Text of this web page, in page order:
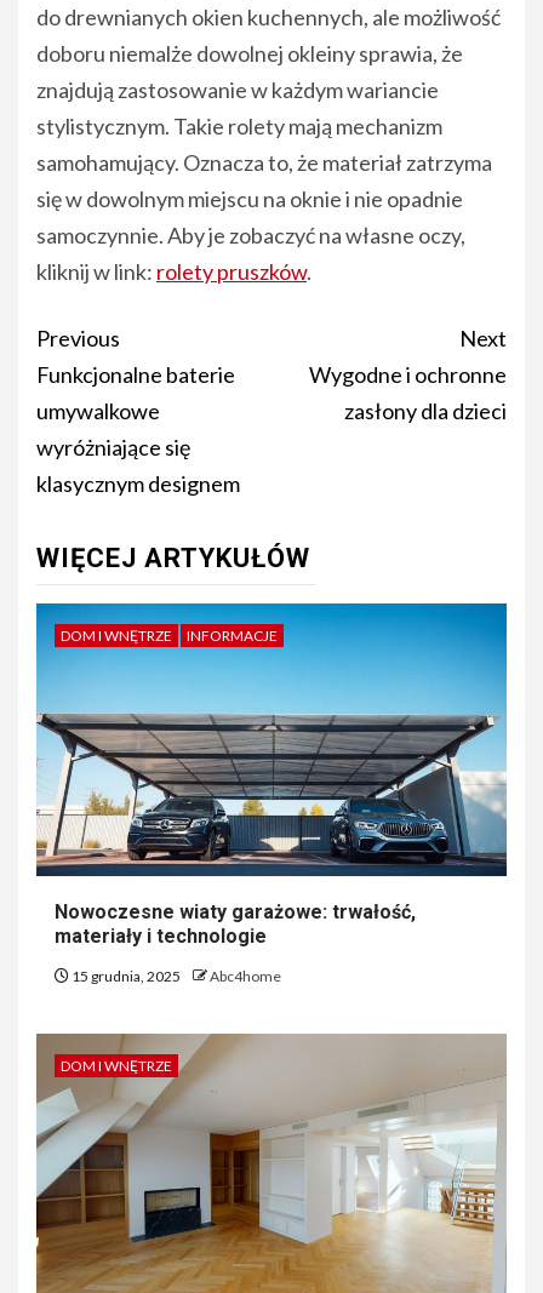
do drewnianych okien kuchennych, ale możliwość
doboru niemalże dowolnej okleiny sprawia, że
znajdują zastosowanie w każdym wariancie
stylistycznym. Takie rolety mają mechanizm
samohamujący. Oznacza to, że materiał zatrzyma
się w dowolnym miejscu na oknie i nie opadnie
samoczynnie. Aby je zobaczyć na własne oczy,
kliknij w link: rolety pruszków.
Post
navigation
Previous
Funkcjonalne baterie
umywalkowe
wyróżniające się
klasycznym designem
Next
Wygodne i ochronne
zasłony dla dzieci
WIĘCEJ ARTYKUŁÓW
DOM I WNĘTRZE INFORMACJE
Nowoczesne wiaty garażowe: trwałość,
materiały i technologie
15 grudnia, 2025 Abc4home
DOM I WNĘTRZE